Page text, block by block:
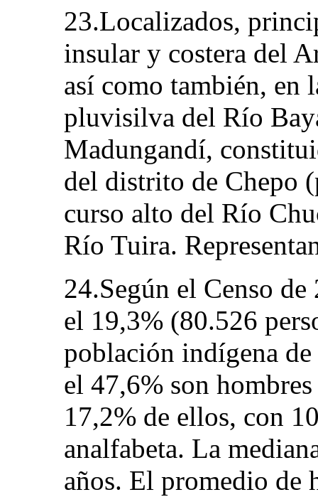
23.Localizados,
insular y costera del
así como también, en
pluvisilva del Río
Madungandí,
del distrito de Chepo
curso alto del Río
Río Tuira.
24.Según el Censo
el 19,3% (80.526
población indígena
el 47,6% son
17,2% de ellos, con
analfabeta. La
años. El promedio de